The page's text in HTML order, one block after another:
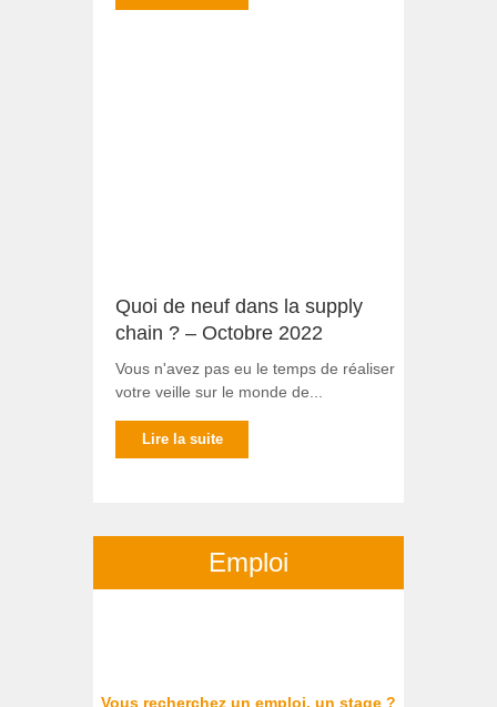
Quoi de neuf dans la supply
chain ? – Octobre 2022
Vous n'avez pas eu le temps de réaliser
votre veille sur le monde de...
Lire la suite
Emploi
Vous recherchez un emploi, un stage ?